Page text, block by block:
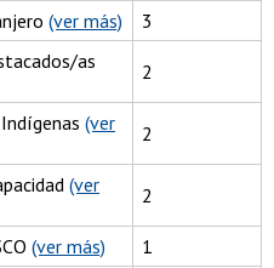
(ver más)
3
as
2
(ver
2
(ver
2
(ver más)
1